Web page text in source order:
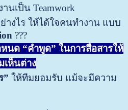
นเป็น Teamwork
างไร ให้ได้ใจคนทำงาน แบบ
???
นด “คำพูด” ในการสื่อสารให้
ห็นต่าง
” ให้ทีมยอมรับ แม้จะมีความ